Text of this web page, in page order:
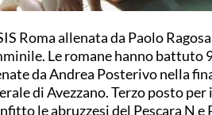
Roma allenata da Paolo
Le romane hanno battuto
da Andrea Posterivo nella
di Avezzano. Terzo posto
le abruzzesi del Pescara N